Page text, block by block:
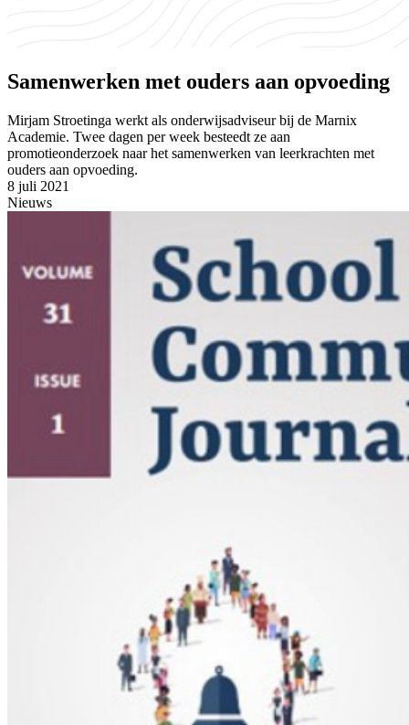
Samenwerken met ouders aan opvoeding
Mirjam Stroetinga werkt als onderwijsadviseur bij de Marnix
Academie. Twee dagen per week besteedt ze aan
promotieonderzoek naar het samenwerken van leerkrachten met
ouders aan opvoeding.
8 juli 2021
Nieuws